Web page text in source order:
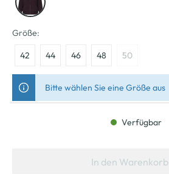
Größe:
42 44 46 48 50
Bitte wählen Sie eine Größe aus
Verfügbar
In den Warenkorb